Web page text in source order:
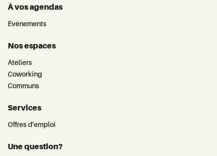
À vos agendas
Événements
Nos espaces
Ateliers
Coworking
Communs
Services
Offres d'emploi
Une question?